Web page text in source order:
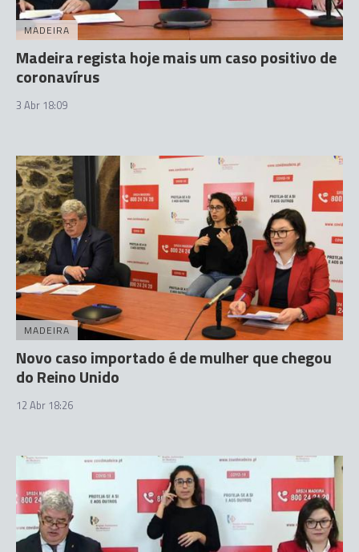
MADEIRA
Madeira regista hoje mais um caso positivo de
coronavírus
3 Abr 18:09
MADEIRA
Novo caso importado é de mulher que chegou
do Reino Unido
12 Abr 18:26